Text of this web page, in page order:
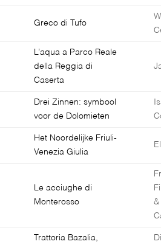
Greco di Tufo
L’aqua a Parco Reale
della Reggia di
Caserta
Drei Zinnen: symbool
voor de Dolomieten
Het Noordelijke Friuli-
Venezia Giulia
Le acciughe di
Monterosso
&
Trattoria Bazalia,